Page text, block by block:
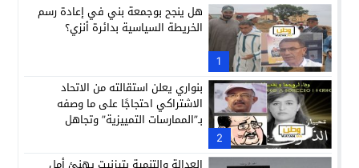
1
هل ينجح بوجمعة بني في إعادة رسم
الخريطة السياسية بدائرة أنزي؟
2
بنواري يعلن استقالته من الاتحاد
الاشتراكي احتجاجًا على ما وصفه
بـ”الممارسات التمييزية” وتجاهل